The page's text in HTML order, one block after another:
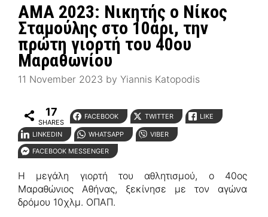
AMA 2023: Νικητής ο Νίκος
Σταμούλης στο 10άρι, την
πρώτη γιορτή του 40ου
Μαραθωνίου
11 November 2023 by Yiannis Katopodis
17
SHARES
FACEBOOK TWITTER LIKE
LINKEDIN WHATSAPP
VIBER
FACEBOOK MESSENGER
Η μεγάλη γιορτή του αθλητισμού, o 40ος
Μαραθώνιος Αθήνας, ξεκίνησε με τον αγώνα
δρόμου 10χλμ. ΟΠΑΠ.